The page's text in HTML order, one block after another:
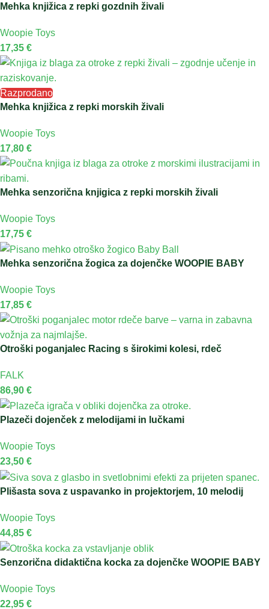
Mehka knjižica z repki gozdnih živali
Woopie Toys
17,35 €
Razprodano
Mehka knjižica z repki morskih živali
Woopie Toys
17,80 €
Mehka senzorična knjigica z repki morskih živali
Woopie Toys
17,75 €
Mehka senzorična žogica za dojenčke WOOPIE BABY
Woopie Toys
17,85 €
Otroški poganjalec Racing s širokimi kolesi, rdeč
FALK
86,90 €
Plazeči dojenček z melodijami in lučkami
Woopie Toys
23,50 €
Plišasta sova z uspavanko in projektorjem, 10 melodij
Woopie Toys
44,85 €
Senzorična didaktična kocka za dojenčke WOOPIE BABY
Woopie Toys
22,95 €